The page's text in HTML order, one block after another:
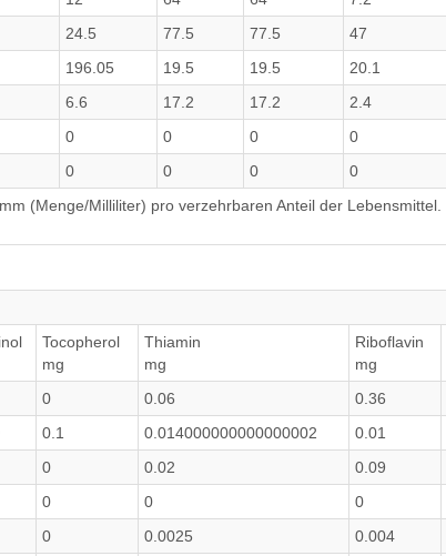
24.5 77.5 77.5 47
196.05 19.5 19.5 20.1
6.6 17.2 17.2 2.4
0 0 0 0
0 0 0 0
(Menge/Milliliter) pro verzehrbaren Anteil der Lebensmittel.
Tocopherol
mg
Thiamin
mg
Riboflavin
mg
0 0.06 0.36
0.1 0.014000000000000002 0.01
0 0.02 0.09
0 0 0
0 0.0025 0.004